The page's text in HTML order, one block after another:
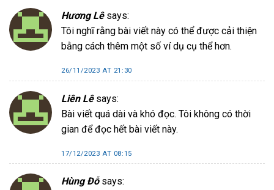
Hương Lê says:
Tôi nghĩ rằng bài viết này có thể được cải thiện
bằng cách thêm một số ví dụ cụ thể hơn.
26/11/2023 AT 21:30
Liên Lê says:
Bài viết quá dài và khó đọc. Tôi không có thời
gian để đọc hết bài viết này.
17/12/2023 AT 08:15
Hùng Đỗ says: